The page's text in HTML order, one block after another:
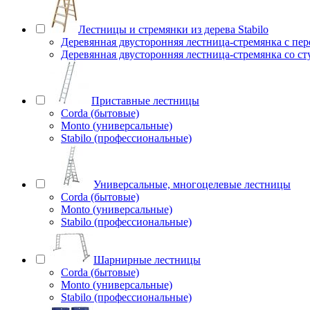
Лестницы и стремянки из дерева Stabilo
Деревянная двусторонняя лестница-стремянка с
Деревянная двусторонняя лестница-стремянка со
Приставные лестницы
Corda (бытовые)
Monto (универсальные)
Stabilo (профессиональные)
Универсальные, многоцелевые лестницы
Corda (бытовые)
Monto (универсальные)
Stabilo (профессиональные)
Шарнирные лестницы
Corda (бытовые)
Monto (универсальные)
Stabilo (профессиональные)